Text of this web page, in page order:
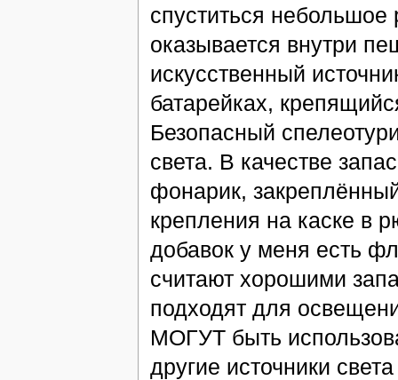
спуститься небольшое
оказывается внутри
искусственный
батарейках,
Безопасный
света. В качестве
фонарик,
крепления на каске в
добавок у меня есть
считают хорошими
подходят для
МОГУТ быть
другие источники